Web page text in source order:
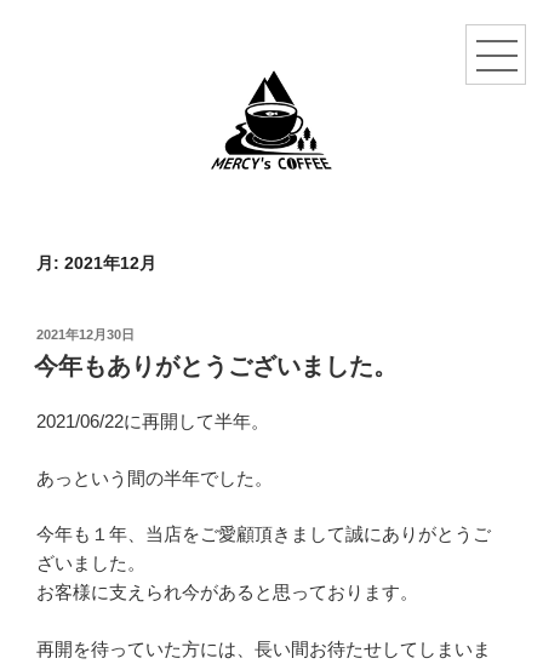
月: 2021年12月
投
稿
日:
2021年12月30日
今年もありがとうございました。
2021/06/22に再開して半年。
あっという間の半年でした。
今年も１年、当店をご愛顧頂きまして誠にありがとうご
ざいました。
お客様に支えられ今があると思っております。
再開を待っていた方には、長い間お待たせしてしまいま